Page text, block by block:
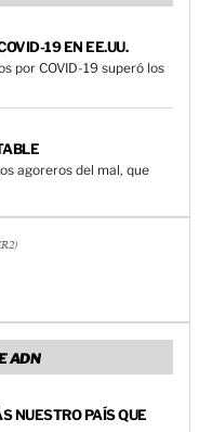
19 EN EE.UU.
por COVID-19 superó los
agoreros del mal, que
ADN
NUESTRO PAÍS QUE